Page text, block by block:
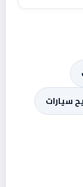
سيارات